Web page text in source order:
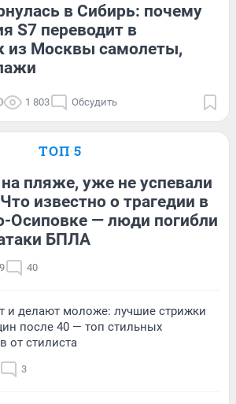
в Сибирь: почему
S7 переводит в
из Москвы самолеты,
1 803 Обсудить
ТОП 5
пляже, уже не успевали
известно о трагедии в
Осиповке — люди погибли
БПЛА
40
и делают моложе: лучшие стрижки
после 40 — топ стильных
от стилиста
3